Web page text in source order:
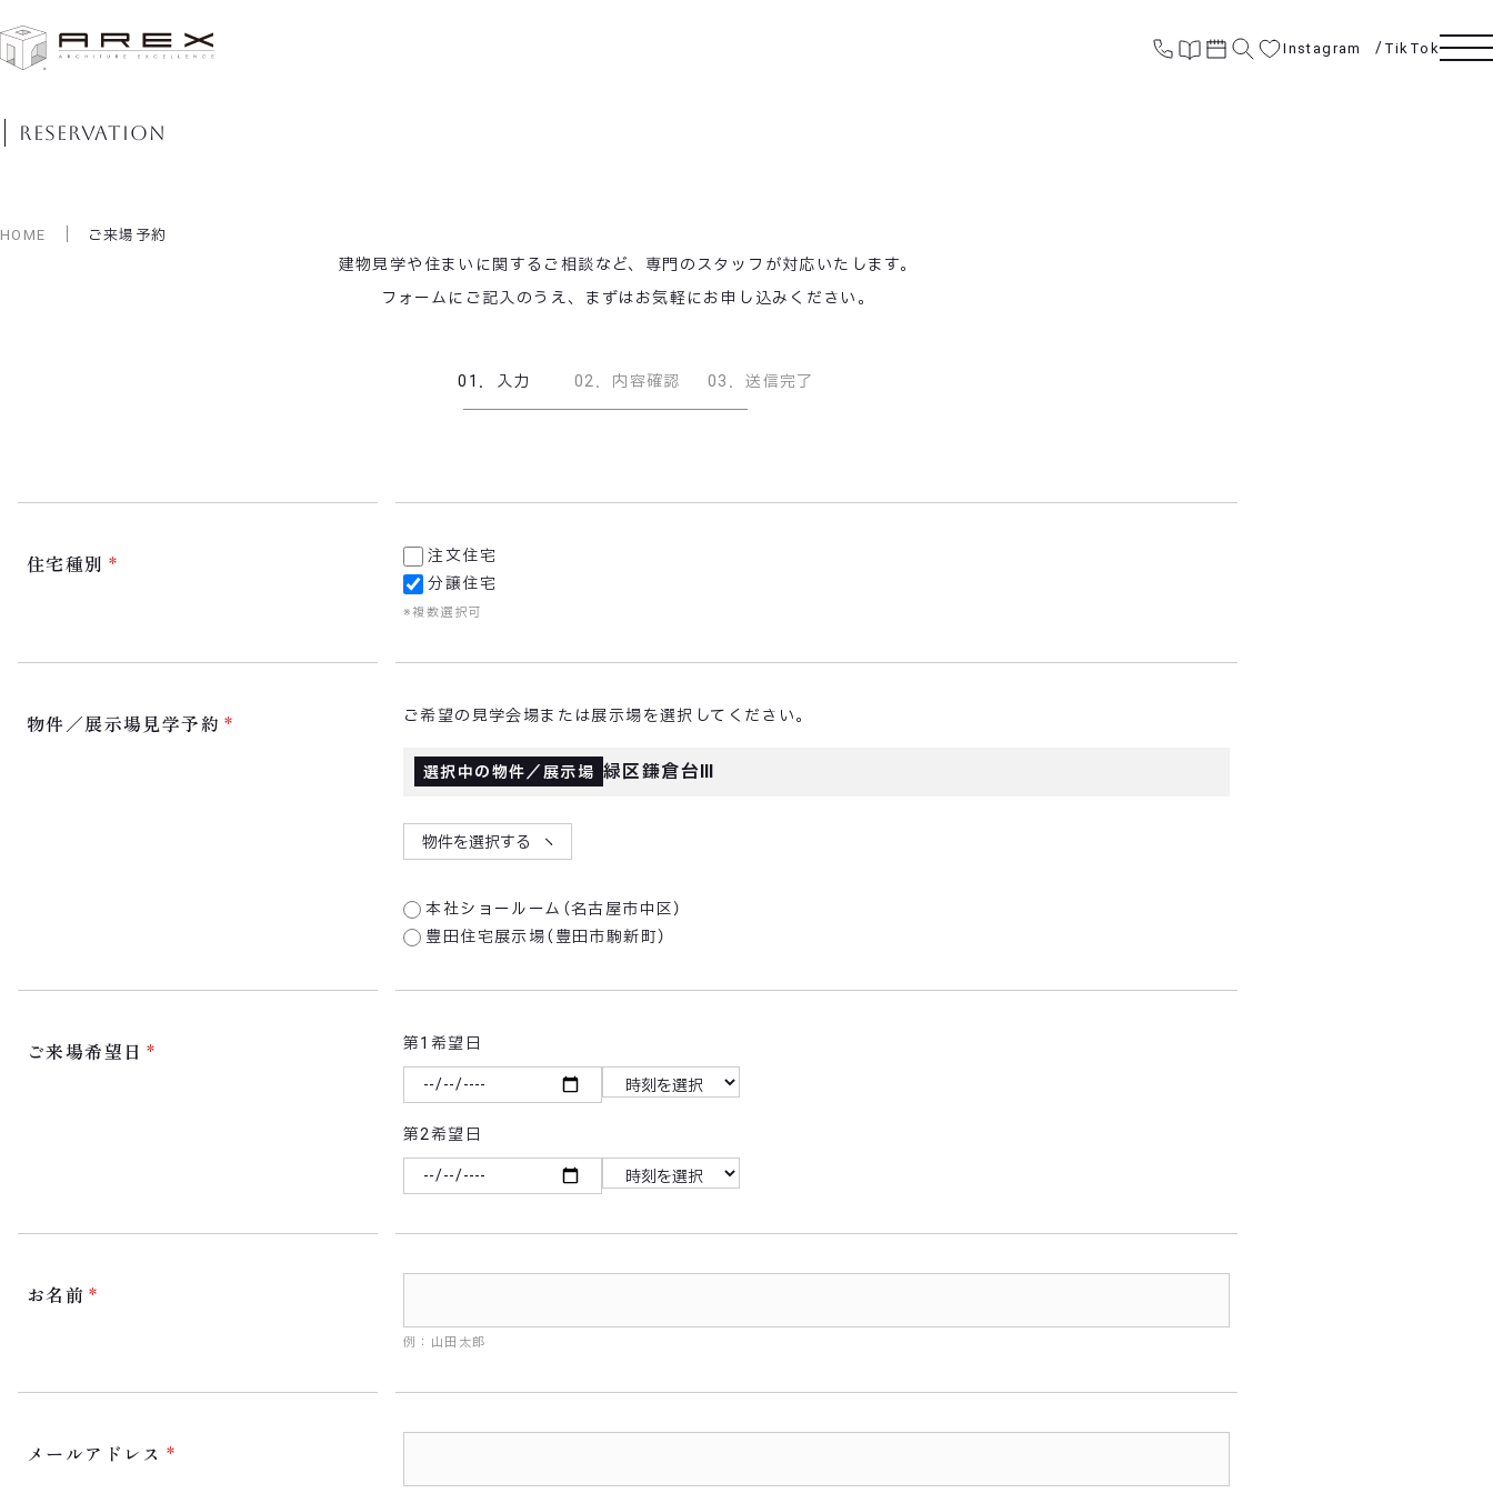
Instagram TikTok
ご来場予約
reservation
HOME ご来場予約
建物見学や住まいに関するご相談など、 専門のスタッフが対応いたします。
フォームにご記入のうえ、 まずはお気軽にお申し込みください。
01 入力 02 内容確認 03 ．送信完了
住宅種別
注文住宅
分譲住宅
※複数選択可
物件／展示場見学予約 ご希望の見学会場または展示場を選択してください。
選択中の物件／展示場 緑区鎌倉台Ⅲ
物件を選択する
本社ショールーム（名古屋市中区）
豊田住宅展示場（豊田市駒新町）
ご来場希望日 第1希望日
第2希望日
お名前
例：山田太郎
メールアドレス